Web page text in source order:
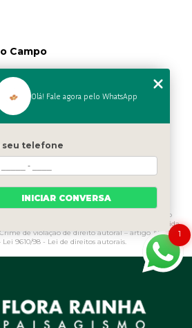
Campo
" é de direito
ou total, mesmo citando nossos links, é proibida
de violação de direito autoral – artigo 184 do
Lei 9610/98 - Lei de direitos autorais.
1
Olá! Fale agora pelo WhatsApp
seu telefone
INICIAR CONVERSA